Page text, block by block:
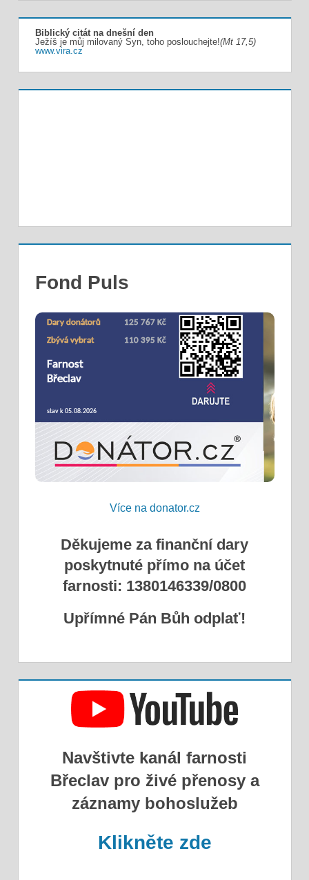
Biblický citát na dnešní den
Ježíš je můj milovaný Syn, toho poslouchejte!(Mt 17,5)
www.vira.cz
Fond Puls
Více na donator.cz
Děkujeme za finanční dary
poskytnuté přímo na účet
farnosti: 1380146339/0800
Upřímné Pán Bůh odplať!
Navštivte kanál farnosti
Břeclav pro živé přenosy a
záznamy bohoslužeb
Klikněte zde